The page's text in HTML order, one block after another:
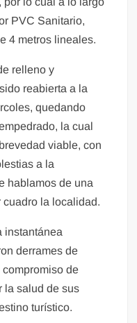
PVC Sanitario,
4 metros lineales.
relleno y
reabierta a la
quedando
la cual
viable, con
a la
hablamos de una
la localidad.
instantánea
derrames de
de
la salud de sus
turístico.